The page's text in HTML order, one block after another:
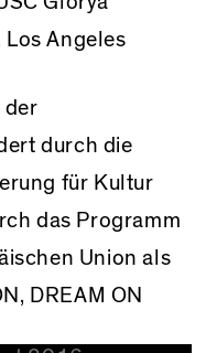
Angeles
der
durch die
für Kultur
das Programm
Union als
DREAM ON